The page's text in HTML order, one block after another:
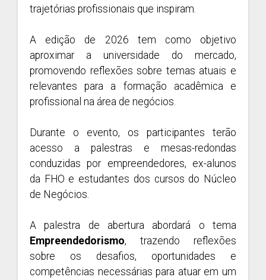
trajetórias profissionais que inspiram.
A edição de 2026 tem como objetivo
aproximar a universidade do mercado,
promovendo reflexões sobre temas atuais e
relevantes para a formação acadêmica e
profissional na área de negócios.
Durante o evento, os participantes terão
acesso a palestras e mesas-redondas
conduzidas por empreendedores, ex-alunos
da FHO e estudantes dos cursos do Núcleo
de Negócios.
A palestra de abertura abordará o tema
Empreendedorismo, trazendo reflexões
sobre os desafios, oportunidades e
competências necessárias para atuar em um